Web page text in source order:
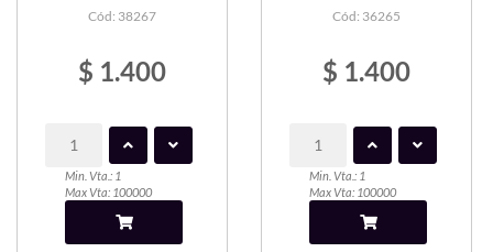
Cód: 38267
$ 1.400
Min. Vta.: 1
Max Vta: 100000
Cód: 36265
$ 1.400
Min. Vta.: 1
Max Vta: 100000